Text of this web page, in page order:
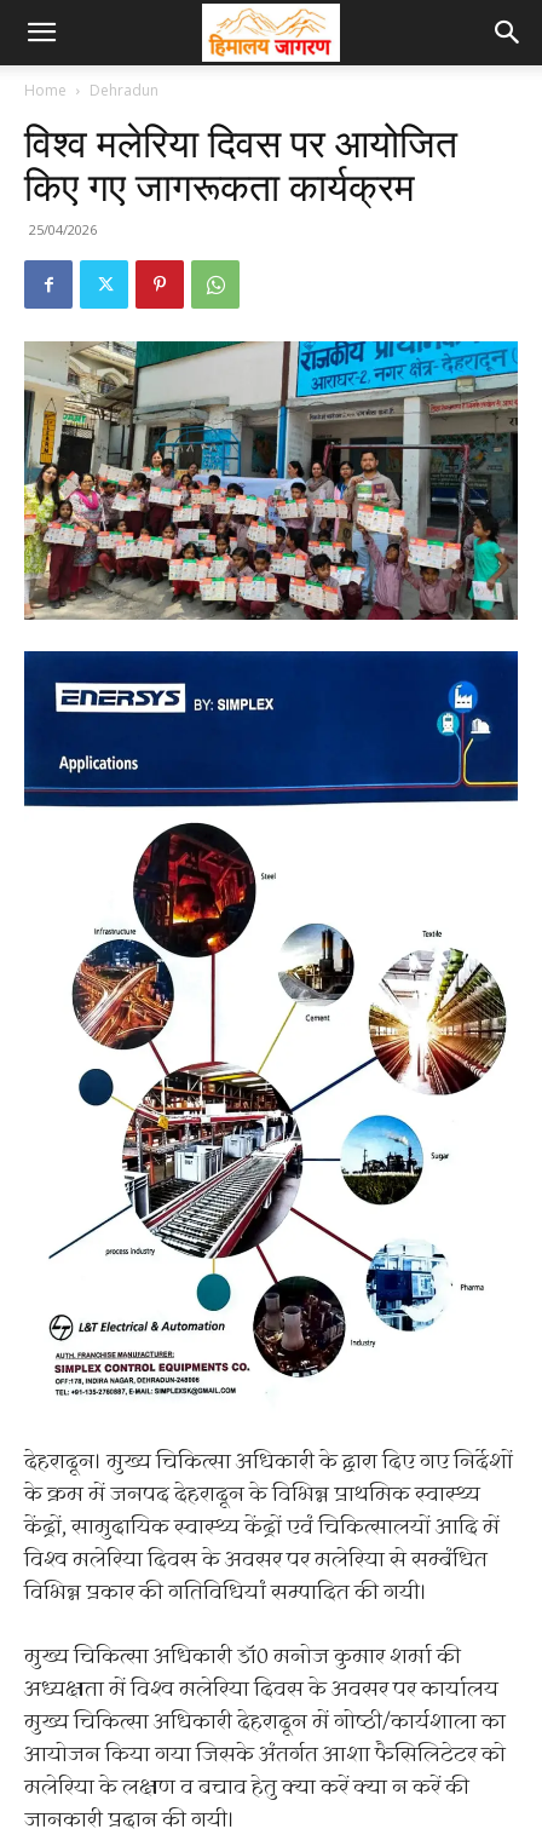
Home Dehradun
विश्व मलेरिया दिवस पर आयोजित
किए गए जागरूकता कार्यक्रम
25/04/2026
देहरादून। मुख्य चिकित्सा अधिकारी के द्वारा दिए गए निर्देशों
के क्रम में जनपद देहरादून के विभिन्न प्राथमिक स्वास्थ्य
केंद्रों, सामुदायिक स्वास्थ्य केंद्रों एवं चिकित्सालयों आदि में
विश्व मलेरिया दिवस के अवसर पर मलेरिया से सम्बंधित
विभिन्न प्रकार की गतिविधियां सम्पादित की गयी।
मुख्य चिकित्सा अधिकारी डॉ0 मनोज कुमार शर्मा की
अध्यक्षता में विश्व मलेरिया दिवस के अवसर पर कार्यालय
मुख्य चिकित्सा अधिकारी देहरादून में गोष्ठी/कार्यशाला का
आयोजन किया गया जिसके अंतर्गत आशा फैसिलिटेटर को
मलेरिया के लक्षण व बचाव हेतु क्या करें क्या न करें की
जानकारी प्रदान की गयी।